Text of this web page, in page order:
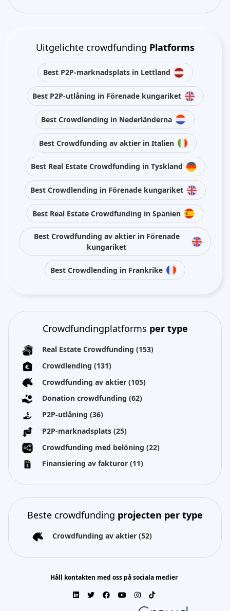
Uitgelichte crowdfunding Platforms
Best P2P-marknadsplats in Lettland
Best P2P-utlåning in Förenade kungariket
Best Crowdlending in Nederländerna
Best Crowdfunding av aktier in Italien
Best Real Estate Crowdfunding in Tyskland
Best Crowdlending in Förenade kungariket
Best Real Estate Crowdfunding in Spanien
Best Crowdfunding av aktier in Förenade
kungariket
Best Crowdlending in Frankrike
Crowdfundingplatforms per type
Real Estate Crowdfunding (153)
Crowdlending (131)
Crowdfunding av aktier (105)
Donation crowdfunding (62)
P2P-utlåning (36)
P2P-marknadsplats (25)
Crowdfunding med belöning (22)
Finansiering av fakturor (11)
Beste crowdfunding projecten per type
Crowdfunding av aktier (52)
Håll kontakten med oss på sociala medier